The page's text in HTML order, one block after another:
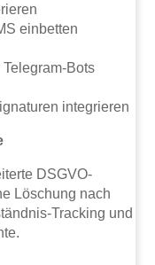
einbetten
Bots
integrieren
DSGVO-
Löschung nach
Tracking und